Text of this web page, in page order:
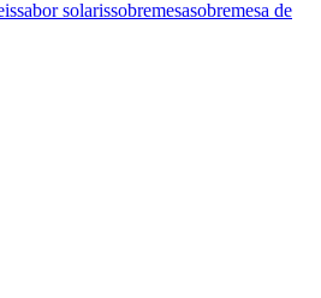
sabor solarissobremesasobremesa de